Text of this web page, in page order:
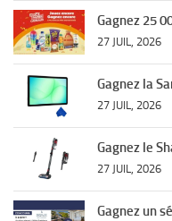
Gagnez 25
27 JUIL, 2026
Gagnez la
27 JUIL, 2026
Gagnez le
27 JUIL, 2026
Gagnez un